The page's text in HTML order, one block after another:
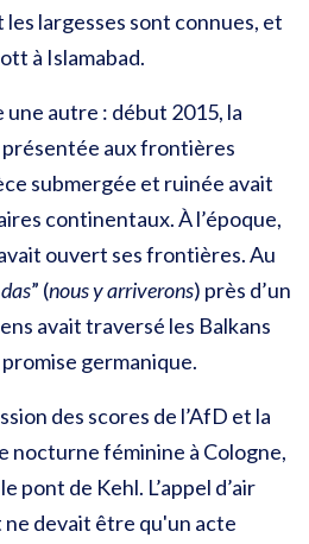
largesses sont connues, et
à Islamabad.
autre : début 2015, la
présentée aux frontières
submergée et ruinée avait
continentaux. À l’époque,
ouvert ses frontières. Au
” (nous y arriverons) près d’un
avait traversé les Balkans
germanique.
des scores de l’AfD et la
nocturne féminine à Cologne,
pont de Kehl. L’appel d’air
ne devait être qu'un acte